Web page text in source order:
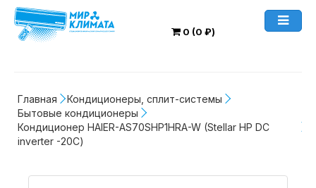
0 (0 ₽)
Главная
Кондиционеры, сплит-системы
Бытовые кондиционеры
Кондиционер HAIER-AS70SHP1HRA-W (Stellar HP DC
inverter -20С)